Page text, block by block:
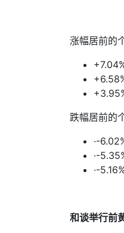
涨幅居前的
跌幅居前的
·-
·-
·-
和谈举行前